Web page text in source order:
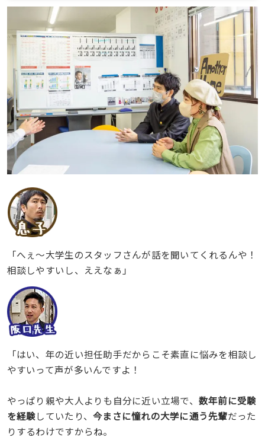
「へぇ〜大学生のスタッフさんが話を聞いてくれるんや！
相談しやすいし、ええなぁ」
「はい、年の近い担任助手だからこそ素直に悩みを相談し
やすいって声が多いんですよ！
やっぱり親や大人よりも自分に近い立場で、 数年前に受験
を経験していたり、今まさに憧れの大学に通う先輩だった
りするわけですからね。